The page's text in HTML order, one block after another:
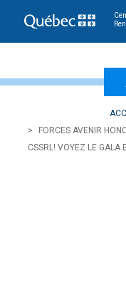
​Forces
​FORCES AVENIR
CSSRL! VOYEZ LE GALA